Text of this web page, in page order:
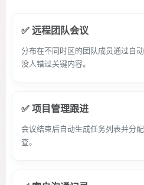
✅ 远程团队会议
分布在不同时区的团队成员通过自
没人错过关键内容。
✅ 项目管理跟进
会议结束后自动生成任务列表并分
查。